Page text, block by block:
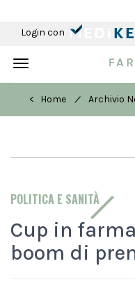
Login con
Toggle
< Home
/ Archivio
POLITICA E SANITÀ
Cup in
boom di